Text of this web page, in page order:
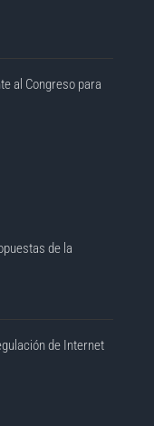
al Congreso para
de la
de Internet